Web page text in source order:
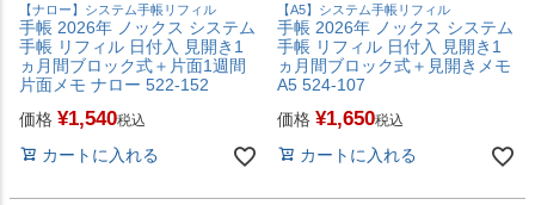
【ナロー】システム手帳リフィル
手帳 2026年 ノックス システム
手帳 リフィル 日付入 見開き1
ヵ月間ブロック式＋片面1週間
片面メモ ナロー 522-152
価格 ¥1,540税込
カートに入れる
【A5】システム手帳リフィル
手帳 2026年 ノックス システム
手帳 リフィル 日付入 見開き1
ヵ月間ブロック式＋見開きメモ
A5 524-107
価格 ¥1,650税込
カートに入れる